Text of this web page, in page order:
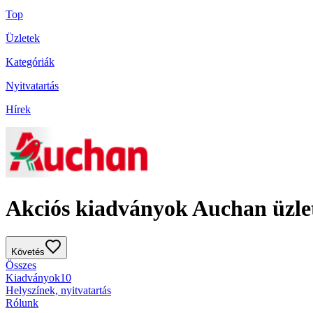
Top
Üzletek
Kategóriák
Nyitvatartás
Hírek
Akciós kiadványok Auchan
Követés
Összes
Kiadványok10
Helyszínek, nyitvatartás
Rólunk